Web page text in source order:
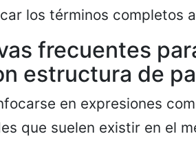
los términos completos
frecuentes
estructura de
en expresiones
que suelen existir en el